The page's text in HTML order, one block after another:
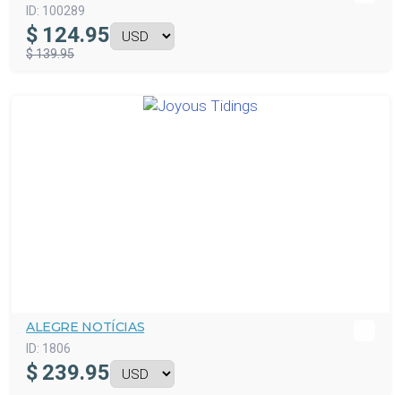
ID: 100289
$ 124.95
$ 139.95
ALEGRE NOTÍCIAS
ID: 1806
$ 239.95